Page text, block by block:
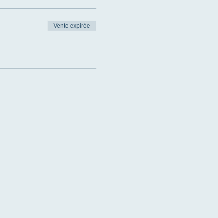
Vente expirée